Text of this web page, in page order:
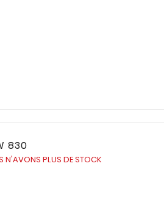
830
N'AVONS PLUS DE STOCK